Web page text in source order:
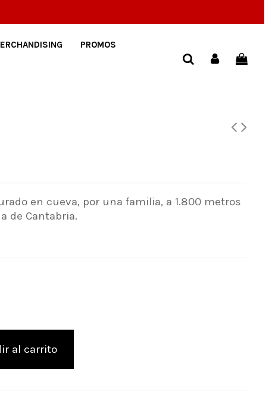
PROMOS
en cueva, por una familia, a 1.800 metros
de Cantabria.
al carrito